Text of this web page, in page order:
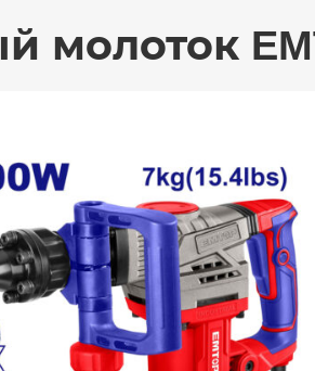
молоток